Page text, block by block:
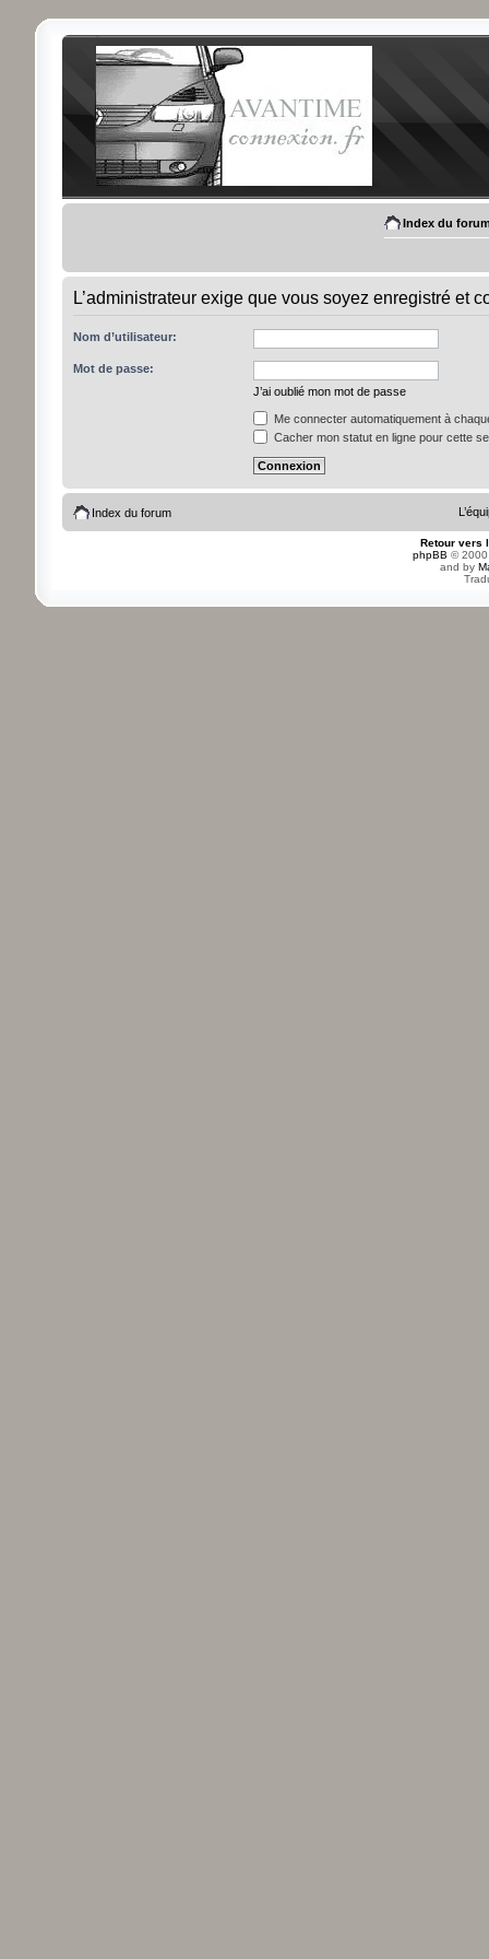
Index du
L’administrateur exige que vous soyez enregistré et
Nom d’utilisateur:
Mot de passe:
J’ai oublié mon mot de passe
Me connecter automatiquement à
Cacher mon statut en ligne pour cette
Index du forum
Retour vers
phpBB ©
and by